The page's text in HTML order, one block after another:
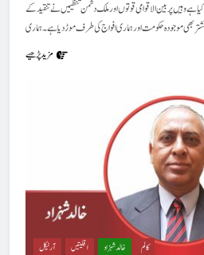
ہے وہیں پر بین الاقوامی قوتوں اور ملک دشمن تنظیمیں نے تنقید کے
مزید پڑھیے
آرٹیکل اقلیتیں خالد شہزاد کالم